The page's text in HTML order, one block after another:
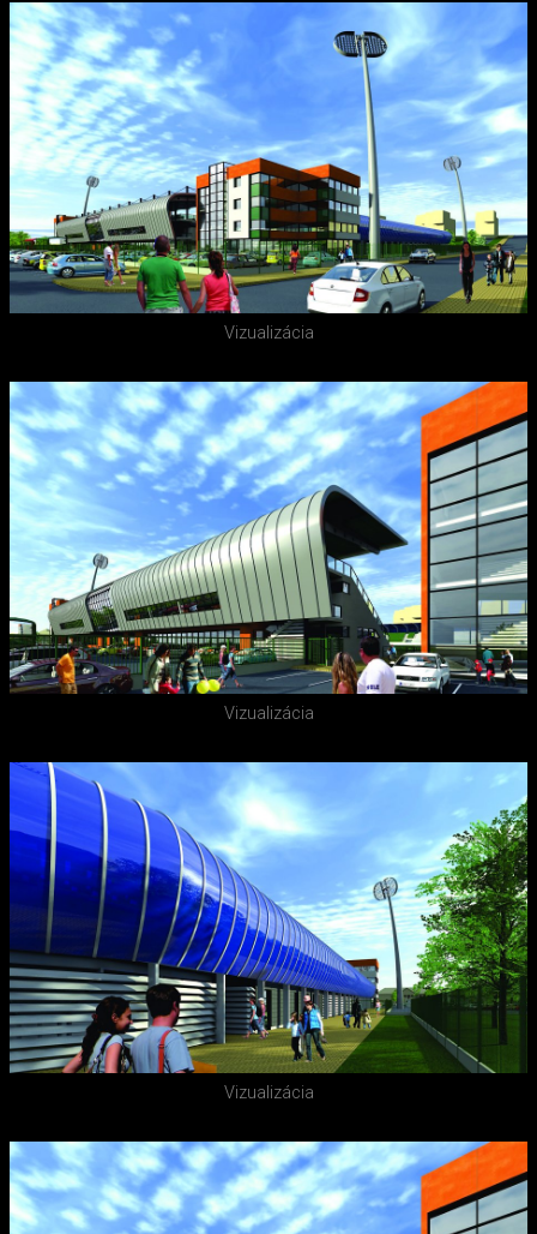
Vizualizácia
Vizualizácia
Vizualizácia